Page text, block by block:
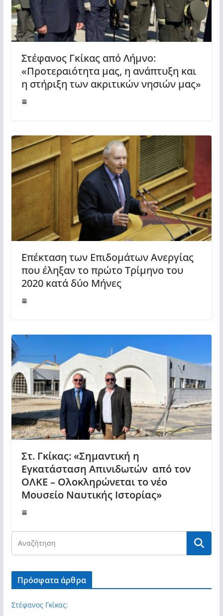
Στέφανος Γκίκας από Λήμνο:
«Προτεραιότητα μας, η ανάπτυξη και
η στήριξη των ακριτικών νησιών μας»
Επέκταση των Επιδομάτων Ανεργίας
που έληξαν το πρώτο Τρίμηνο του
2020 κατά δύο Μήνες
Στ. Γκίκας: «Σημαντική η
Εγκατάσταση Απινιδωτών από τον
ΟΛΚΕ – Ολοκληρώνεται το νέο
Μουσείο Ναυτικής Ιστορίας»
Πρόσφατα άρθρα
Στέφανος Γκίκας: